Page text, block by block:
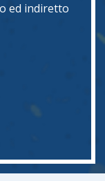
ed indiretto